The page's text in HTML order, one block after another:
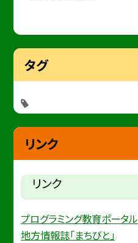
タグ
リンク
リンク
プログラミング教育ポータル
地方情報誌「まちびと」